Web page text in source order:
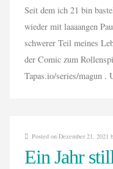
Seit dem ich 21 bin
wieder mit laaaangen
schwerer Teil meines
der Comic zum
Tapas.io/series/magun .
Posted on Dezember 21, 2021
Ein Jahr